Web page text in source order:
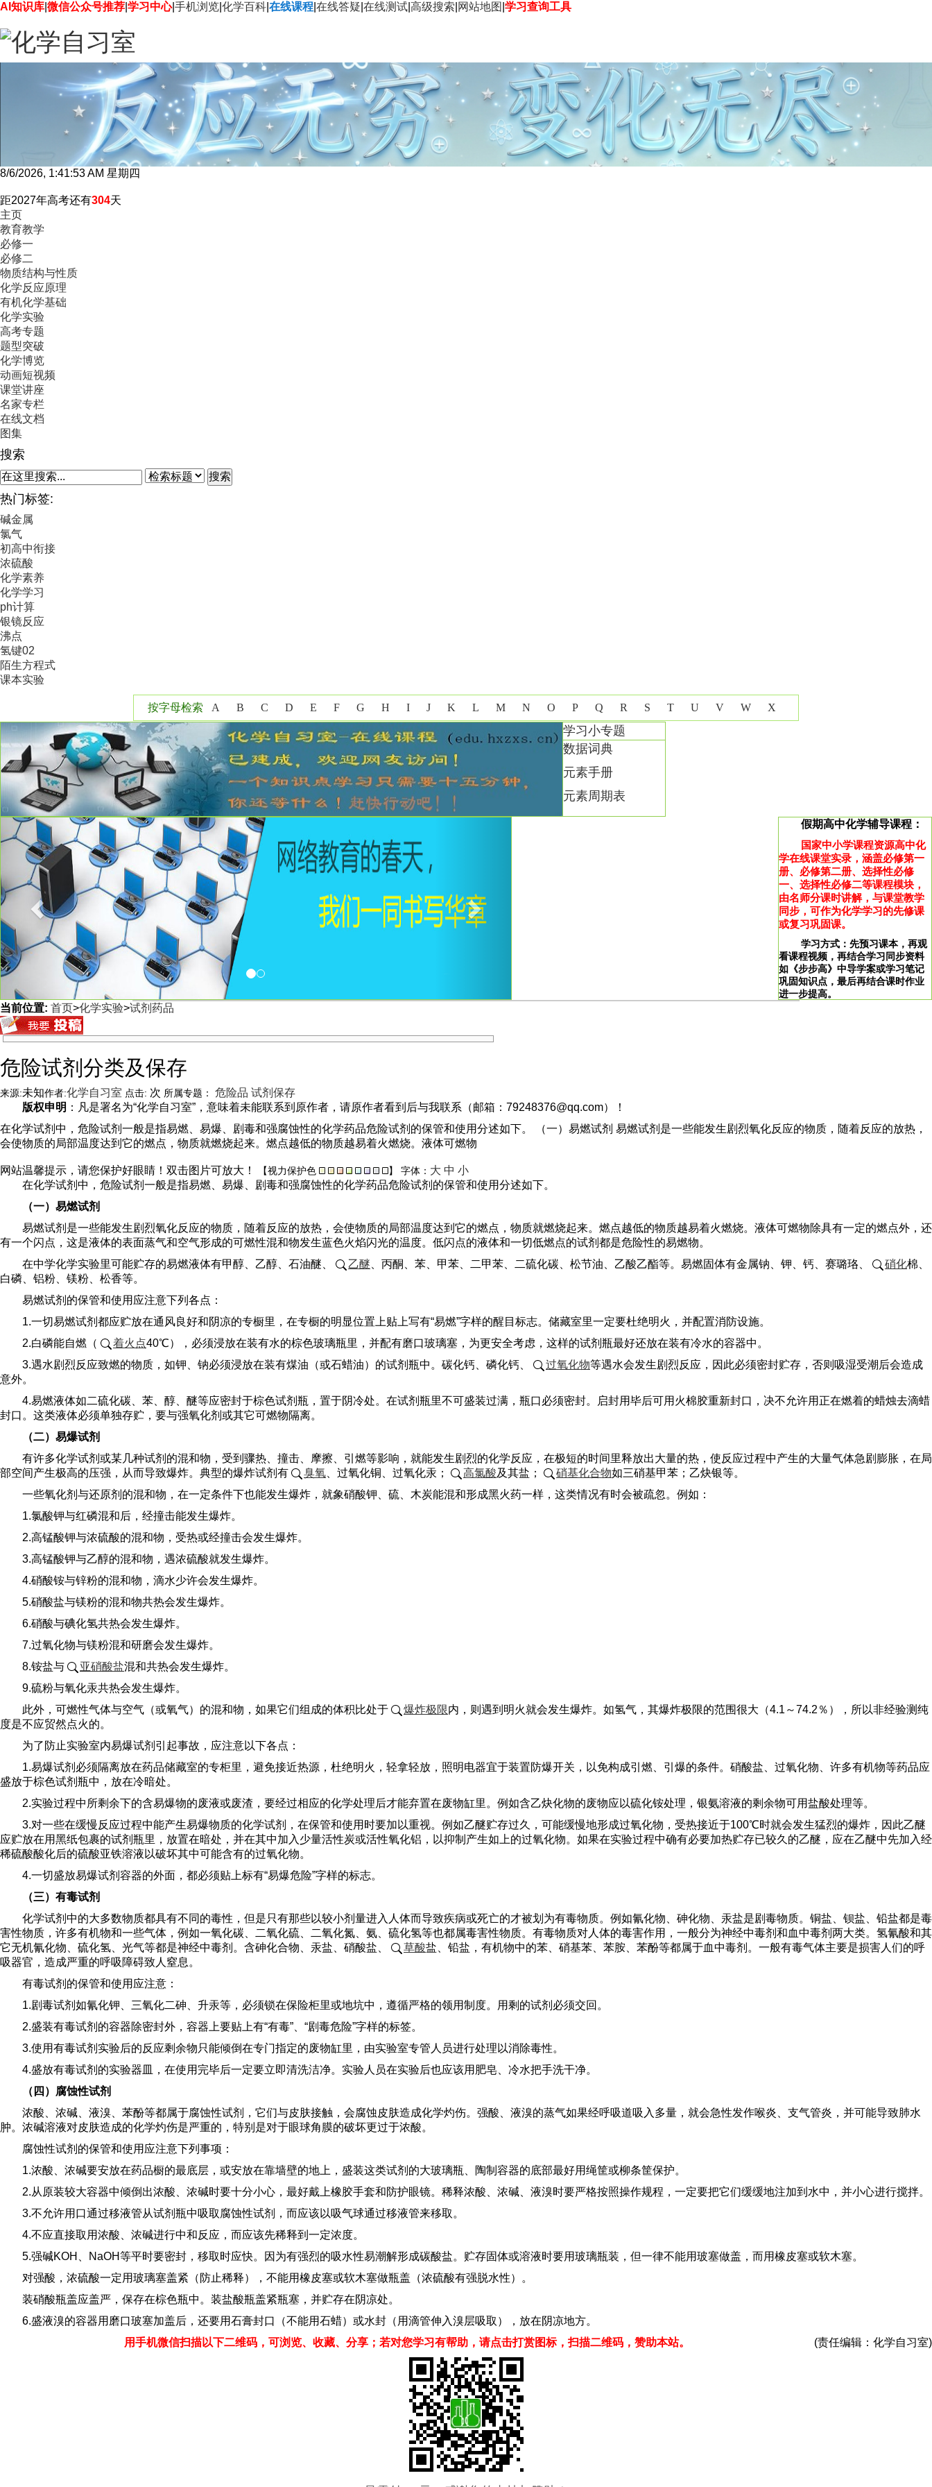
AI知识库 微信公众号推荐 学习中心|手机浏览 化学百科 在线课程 在线答疑 在线测试 高级搜索 网站地图 学习查询工具
8/6/2026, 1:41:54 AM 星期四
距2027年高考还有304天
主页
教育教学
必修一
必修二
物质结构与性质
化学反应原理
有机化学基础
化学实验
高考专题
题型突破
化学博览
动画短视频
课堂讲座
名家专栏
在线文档
图集
搜索
搜索
热门标签:
碱金属
氯气
初高中衔接
浓硫酸
化学素养
化学学习
ph计算
银镜反应
沸点
氢键02
陌生方程式
课本实验
按字母检索 A B C D E F G H I J K L M N O P Q R S T U V W X
Y Z
学习小专题
数据词典
元素手册
元素周期表
Previous 假期高中化学辅导课程：
国家中小学课程资源高中化
学在线课堂实录，涵盖必修第一
册、必修第二册、选择性必修
一、选择性必修二等课程模块，
由名师分课时讲解，与课堂教学
同步，可作为化学学习的先修课
或复习巩固课。
学习方式：先预习课本，再观
看课程视频，再结合学习同步资料
如《步步高》中导学案或学习笔记
巩固知识点，最后再结合课时作业
进一步提高。
<
当前位置: 首页>化学实验>试剂药品
危险试剂分类及保存
来源:未知作者:化学自习室 点击: 次 所属专题： 危险品 试剂保存
版权申明 ：凡是署名为“化学自习室”，意味着未能联系到原作者，请原作者看到后与我联系（邮箱：79248376@qq.com）！
在化学试剂中，危险试剂一般是指易燃、易爆、剧毒和强腐蚀性的化学药品危险试剂的保管和使用分述如下。 （一）易燃试剂 易燃试剂是一些能发生剧烈氧化反应的物质，随着反应的放热，
会使物质的局部温度达到它的燃点，物质就燃烧起来。燃点越低的物质越易着火燃烧。液体可燃物
网站温馨提示，请您保护好眼睛！双击图片可放大！ 【视力保护色 】 字体： 大 中 小
在化学试剂中，危险试剂一般是指易燃、易爆、剧毒和强腐蚀性的化学药品危险试剂的保管和使用分述如下。
（一）易燃试剂
易燃试剂是一些能发生剧烈氧化反应的物质，随着反应的放热，会使物质的局部温度达到它的燃点，物质就燃烧起来。燃点越低的物质越易着火燃烧。液体可燃物除具有一定的燃点外，还
有一个闪点，这是液体的表面蒸气和空气形成的可燃性混和物发生蓝色火焰闪光的温度。低闪点的液体和一切低燃点的试剂都是危险性的易燃物。
在中学化学实验里可能贮存的易燃液体有甲醇、乙醇、石油醚、
乙醚 、丙酮、苯、甲苯、二甲苯、二硫化碳、松节油、乙酸乙酯等。易燃固体有金属钠、钾、钙、赛璐珞、 硝化棉、
白磷、铝粉、镁粉、松香等。
易燃试剂的保管和使用应注意下列各点：
1.一切易燃试剂都应贮放在通风良好和阴凉的专橱里，在专橱的明显位置上贴上写有“易燃”字样的醒目标志。储藏室里一定要杜绝明火，并配置消防设施。
2.白磷能自燃（
着火点40℃），必须浸放在装有水的棕色玻璃瓶里，并配有磨口玻璃塞，为更安全考虑，这样的试剂瓶最好还放在装有冷水的容器中。
3.遇水剧烈反应致燃的物质，如钾、钠必须浸放在装有煤油（或石蜡油）的试剂瓶中。碳化钙、磷化钙、
过氧化物等遇水会发生剧烈反应，因此必须密封贮存，否则吸湿受潮后会造成
意外。
4.易燃液体如二硫化碳、苯、醇、醚等应密封于棕色试剂瓶，置于阴冷处。在试剂瓶里不可盛装过满，瓶口必须密封。启封用毕后可用火棉胶重新封口，决不允许用正在燃着的蜡烛去滴蜡
封口。这类液体必须单独存贮，要与强氧化剂或其它可燃物隔离。
（二）易爆试剂
有许多化学试剂或某几种试剂的混和物，受到骤热、撞击、摩擦、引燃等影响，就能发生剧烈的化学反应，在极短的时间里释放出大量的热，使反应过程中产生的大量气体急剧膨胀，在局
部空间产生极高的压强，从而导致爆炸。典型的爆炸试剂有
臭氧 、过氧化铜、过氧化汞； 高氯酸及其盐； 硝基化合物如三硝基甲苯；乙炔银等。
一些氧化剂与还原剂的混和物，在一定条件下也能发生爆炸，就象硝酸钾、硫、木炭能混和形成黑火药一样，这类情况有时会被疏忽。例如：
1.氯酸钾与红磷混和后，经撞击能发生爆炸。
2.高锰酸钾与浓硫酸的混和物，受热或经撞击会发生爆炸。
3.高锰酸钾与乙醇的混和物，遇浓硫酸就发生爆炸。
4.硝酸铵与锌粉的混和物，滴水少许会发生爆炸。
5.硝酸盐与镁粉的混和物共热会发生爆炸。
6.硝酸与碘化氢共热会发生爆炸。
7.过氧化物与镁粉混和研磨会发生爆炸。
8.铵盐与
亚硝酸盐混和共热会发生爆炸。
9.硫粉与氧化汞共热会发生爆炸。
此外，可燃性气体与空气（或氧气）的混和物，如果它们组成的体积比处于
爆炸极限内，则遇到明火就会发生爆炸。如氢气，其爆炸极限的范围很大（4.1～74.2％），所以非经验测纯
度是不应贸然点火的。
为了防止实验室内易爆试剂引起事故，应注意以下各点：
1.易爆试剂必须隔离放在药品储藏室的专柜里，避免接近热源，杜绝明火，轻拿轻放，照明电器宜于装置防爆开关，以免构成引燃、引爆的条件。硝酸盐、过氧化物、许多有机物等药品应
盛放于棕色试剂瓶中，放在冷暗处。
2.实验过程中所剩余下的含易爆物的废液或废渣，要经过相应的化学处理后才能弃置在废物缸里。例如含乙炔化物的废物应以硫化铵处理，银氨溶液的剩余物可用盐酸处理等。
3.对一些在缓慢反应过程中能产生易爆物质的化学试剂，在保管和使用时要加以重视。例如乙醚贮存过久，可能缓慢地形成过氧化物，受热接近于100℃时就会发生猛烈的爆炸，因此乙醚
应贮放在用黑纸包裹的试剂瓶里，放置在暗处，并在其中加入少量活性炭或活性氧化铝，以抑制产生如上的过氧化物。如果在实验过程中确有必要加热贮存已较久的乙醚，应在乙醚中先加入经
稀硫酸酸化后的硫酸亚铁溶液以破坏其中可能含有的过氧化物。
4.一切盛放易爆试剂容器的外面，都必须贴上标有“易爆危险”字样的标志。
（三）有毒试剂
化学试剂中的大多数物质都具有不同的毒性，但是只有那些以较小剂量进入人体而导致疾病或死亡的才被划为有毒物质。例如氰化物、砷化物、汞盐是剧毒物质。铜盐、钡盐、铅盐都是毒
害性物质，许多有机物和一些气体，例如一氧化碳、二氧化硫、二氧化氮、氨、硫化氢等也都属毒害性物质。有毒物质对人体的毒害作用，一般分为神经中毒剂和血中毒剂两大类。氢氰酸和其
它无机氰化物、硫化氢、光气等都是神经中毒剂。含砷化合物、汞盐、硝酸盐、
草酸盐、铅盐，有机物中的苯、硝基苯、苯胺、苯酚等都属于血中毒剂。一般有毒气体主要是损害人们的呼
吸器官，造成严重的呼吸障碍致人窒息。
有毒试剂的保管和使用应注意：
1.剧毒试剂如氰化钾、三氧化二砷、升汞等，必须锁在保险柜里或地坑中，遵循严格的领用制度。用剩的试剂必须交回。
2.盛装有毒试剂的容器除密封外，容器上要贴上有“有毒”、“剧毒危险”字样的标签。
3.使用有毒试剂实验后的反应剩余物只能倾倒在专门指定的废物缸里，由实验室专管人员进行处理以消除毒性。
4.盛放有毒试剂的实验器皿，在使用完毕后一定要立即清洗洁净。实验人员在实验后也应该用肥皂、冷水把手洗干净。
（四）腐蚀性试剂
浓酸、浓碱、液溴、苯酚等都属于腐蚀性试剂，它们与皮肤接触，会腐蚀皮肤造成化学灼伤。强酸、液溴的蒸气如果经呼吸道吸入多量，就会急性发作喉炎、支气管炎，并可能导致肺水
肿。浓碱溶液对皮肤造成的化学灼伤是严重的，特别是对于眼球角膜的破坏更过于浓酸。
腐蚀性试剂的保管和使用应注意下列事项：
1.浓酸、浓碱要安放在药品橱的最底层，或安放在靠墙壁的地上，盛装这类试剂的大玻璃瓶、陶制容器的底部最好用绳筐或柳条筐保护。
2.从原装较大容器中倾倒出浓酸、浓碱时要十分小心，最好戴上橡胶手套和防护眼镜。稀释浓酸、浓碱、液溴时要严格按照操作规程，一定要把它们缓缓地注加到水中，并小心进行搅拌。
3.不允许用口通过移液管从试剂瓶中吸取腐蚀性试剂，而应该以吸气球通过移液管来移取。
4.不应直接取用浓酸、浓碱进行中和反应，而应该先稀释到一定浓度。
5.强碱KOH、NaOH等平时要密封，移取时应快。因为有强烈的吸水性易潮解形成碳酸盐。贮存固体或溶液时要用玻璃瓶装，但一律不能用玻塞做盖，而用橡皮塞或软木塞。
对强酸，浓硫酸一定用玻璃塞盖紧（防止稀释），不能用橡皮塞或软木塞做瓶盖（浓硫酸有强脱水性）。
装硝酸瓶盖应盖严，保存在棕色瓶中。装盐酸瓶盖紧瓶塞，并贮存在阴凉处。
6.盛液溴的容器用磨口玻塞加盖后，还要用石膏封口（不能用石蜡）或水封（用滴管伸入溴层吸取），放在阴凉地方。
(责任编辑：化学自习室)
用手机微信扫描以下二维码，可浏览、收藏、分享；若对您学习有帮助，请点击打赏图标，扫描二维码，赞助本站。